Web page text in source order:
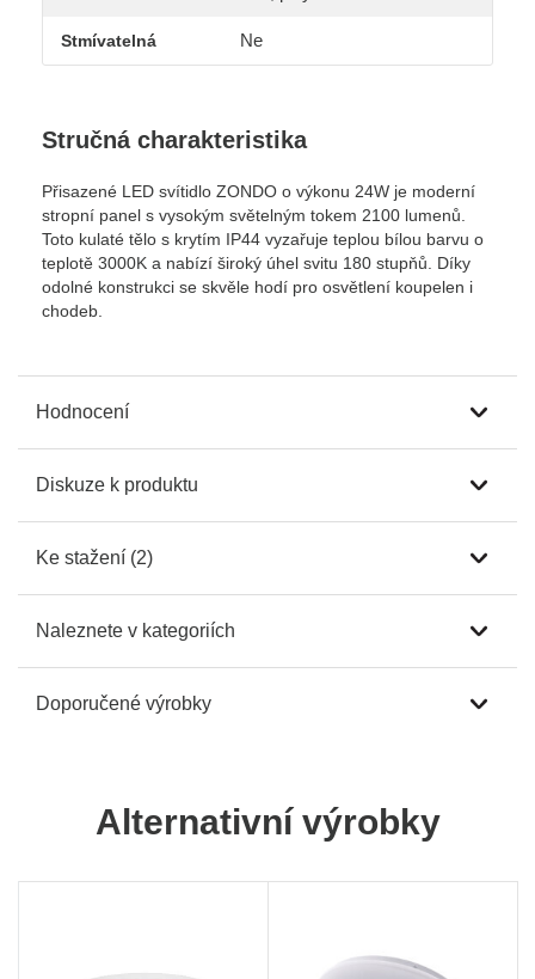
Stmívatelná Ne
Stručná charakteristika
Přisazené LED svítidlo ZONDO o výkonu 24W je moderní
stropní panel s vysokým světelným tokem 2100 lumenů.
Toto kulaté tělo s krytím IP44 vyzařuje teplou bílou barvu o
teplotě 3000K a nabízí široký úhel svitu 180 stupňů. Díky
odolné konstrukci se skvěle hodí pro osvětlení koupelen i
chodeb.
Hodnocení
Diskuze k produktu
Ke stažení (2)
Naleznete v kategoriích
Doporučené výrobky
Alternativní výrobky